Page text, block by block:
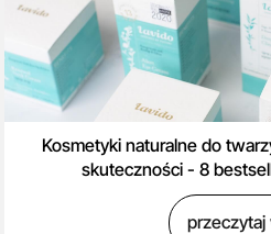
Kosmetyki naturalne do
skuteczności - 8
przeczytaj